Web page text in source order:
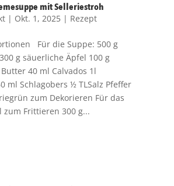
mit Selleriestroh
| Okt. 1, 2025| Rezept
Für die Suppe: 500 g
g säuerliche Äpfel 100 g
40 ml Calvados 1l
ml Schlagobers ½ TLSalz Pfeffer
zum Dekorieren Für das
zum Frittieren 300 g...